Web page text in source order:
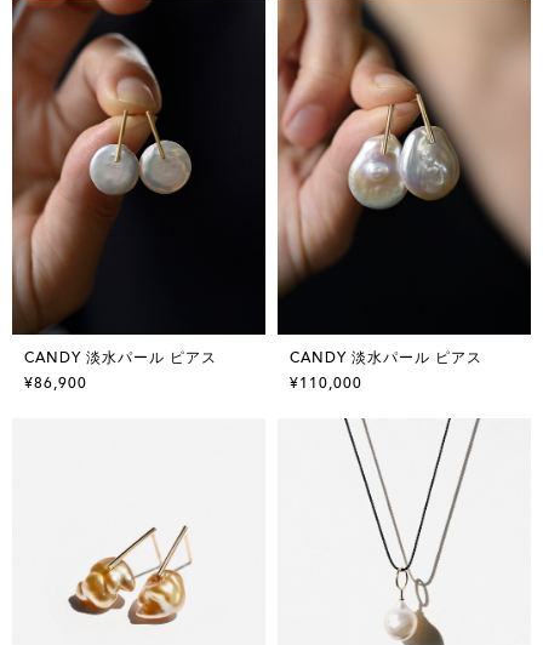
CANDY 淡水パール ピアス
¥86,900
CANDY 淡水パール ピアス
¥110,000